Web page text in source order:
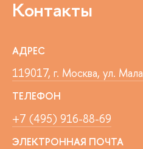
Контакты
АДРЕС
119017, г. Москва, ул.
ТЕЛЕФОН
+7 (495) 916-88-69
ЭЛЕКТРОННАЯ ПОЧТА